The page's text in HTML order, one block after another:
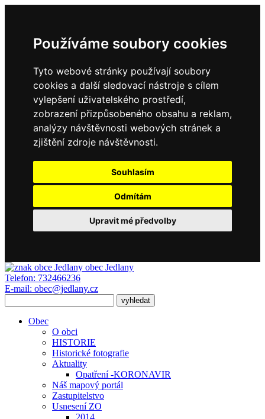
Používáme soubory cookies
Tyto webové stránky používají soubory
cookies a další sledovací nástroje s cílem
vylepšení uživatelského prostředí,
zobrazení přizpůsobeného obsahu a reklam,
analýzy návštěvnosti webových stránek a
zjištění zdroje návštěvnosti.
Souhlasím
Odmítám
Upravit mé předvolby
obec Jedlany
Telefon: 732466236
E-mail: obec@jedlany.cz
Obec
O obci
HISTORIE
Historické fotografie
Aktuality
Opatření -KORONAVIR
Náš mapový portál
Zastupitelstvo
Usnesení ZO
2014